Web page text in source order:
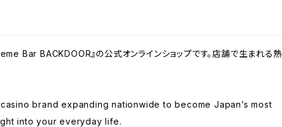
Bar BACKDOOR』の公式オンラインショップです。店舗で生まれる熱
brand expanding nationwide to become Japan’s most
into your everyday life.